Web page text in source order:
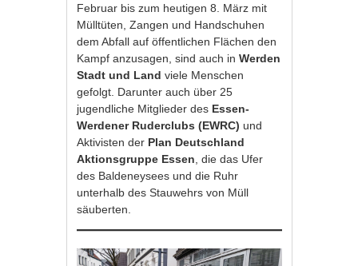
Februar bis zum heutigen 8. März mit
Mülltüten, Zangen und Handschuhen
dem Abfall auf öffentlichen Flächen den
Kampf anzusagen, sind auch inWerden
Stadt und Land viele Menschen
gefolgt. Darunter auch über 25
jugendliche Mitglieder des Essen-
Werdener Ruderclubs (EWRC) und
Aktivisten der Plan Deutschland
Aktionsgruppe Essen , die das Ufer
des Baldeneysees und die Ruhr
unterhalb des Stauwehrs von Müll
säuberten.